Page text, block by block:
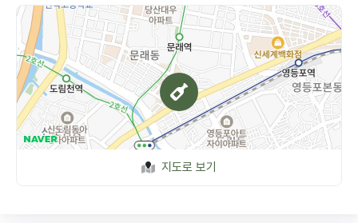
지도로 보기